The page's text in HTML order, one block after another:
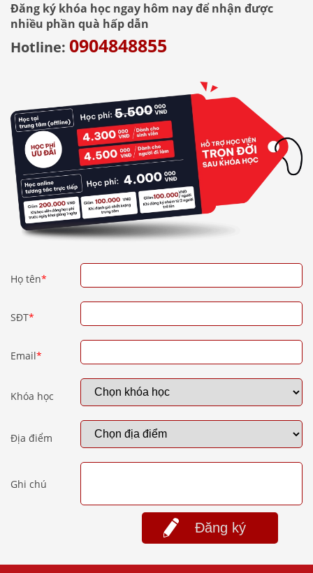
Đăng ký khóa học ngay hôm nay để nhận được
nhiều phần quà hấp dẫn
Hotline: 0904848855
Họ tên*
SĐT*
Email*
Khóa học
Địa điểm
Ghi chú
Đăng ký